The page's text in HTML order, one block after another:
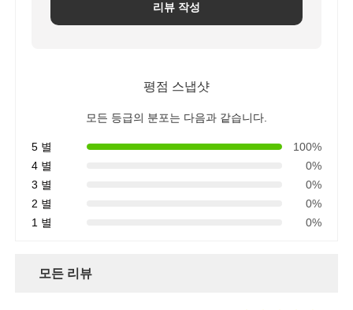
리뷰 작성
평점 스냅샷
모든 등급의 분포는 다음과 같습니다.
5 별
100%
4 별
0%
3 별
0%
2 별
0%
1 별
0%
모든 리뷰